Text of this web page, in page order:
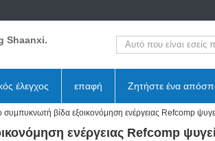
Shaanxi.
έλεγχος επαφή Ζητήστε ένα
βίδα εξοικονόμηση ενέργειας Refcomp
ενέργειας Refcomp